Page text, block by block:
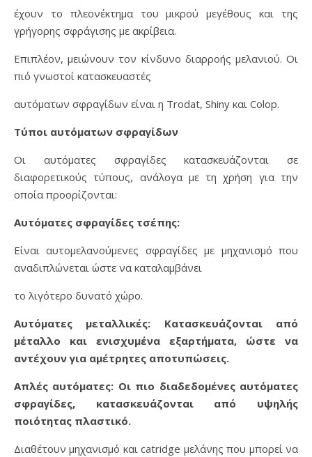
έχουν το πλεονέκτημα του μικρού μεγέθους και της
γρήγορης σφράγισης με ακρίβεια.
Επιπλέον, μειώνουν τον κίνδυνο διαρροής μελανιού. Οι
πιό γνωστοί κατασκευαστές
αυτόματων σφραγίδων είναι η Trodat, Shiny και Colop.
Τύποι αυτόματων σφραγίδων
Οι αυτόματες σφραγίδες κατασκευάζονται σε
διαφορετικούς τύπους, ανάλογα με τη χρήση για την
οποία προορίζονται:
Αυτόματες σφραγίδες τσέπης:
Είναι αυτομελανούμενες σφραγίδες με μηχανισμό που
αναδιπλώνεται ώστε να καταλαμβάνει
το λιγότερο δυνατό χώρο.
Αυτόματες μεταλλικές: Κατασκευάζονται από
μέταλλο και ενισχυμένα εξαρτήματα, ώστε να
αντέχουν για αμέτρητες αποτυπώσεις.
Απλές αυτόματες: Οι πιο διαδεδομένες αυτόματες
σφραγίδες, κατασκευάζονται από υψηλής
ποιότητας πλαστικό.
Διαθέτουν μηχανισμό και catridge μελάνης που μπορεί να